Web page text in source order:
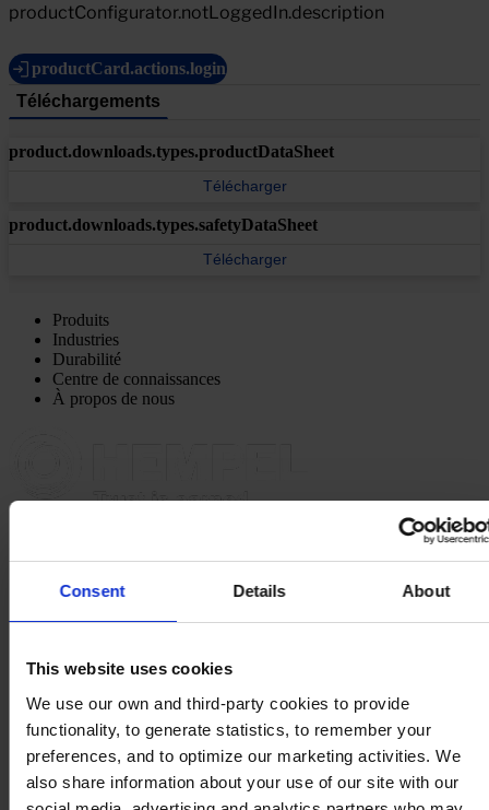
Consent Details About
This website uses cookies
We use our own and third-party cookies to provide
functionality, to generate statistics, to remember your
preferences, and to optimize our marketing activities. We
also share information about your use of our site with our
productConfigurator.notLoggedIn.description
productCard.actions.login
Téléchargements
product.downloads.types.productDataSheet
Télécharger
product.downloads.types.safetyDataSheet
Télécharger
Produits
Industries
Durabilité
Centre de connaissances
À propos de nous
5 Rue Jean Monnet
France
NOUS CONTACTERTel: +33 (0) 344 08 28 90
Mail: sales-fr@hempel.com